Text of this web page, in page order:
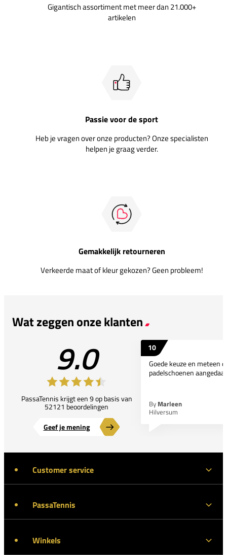
Gigantisch assortiment met meer dan 21.000+
artikelen
Passie voor de sport
Heb je vragen over onze producten? Onze specialisten
helpen je graag verder.
Gemakkelijk retourneren
Verkeerde maat of kleur gekozen? Geen probleem!
Wat zeggen onze klanten
9.0
PassaTennis krijgt een 9 op basis van
52121 beoordelingen
Geef je mening
10
Goede keuze en meteen
padelschoenen
By Marleen
Hilversum
Customer service
PassaTennis
Winkels